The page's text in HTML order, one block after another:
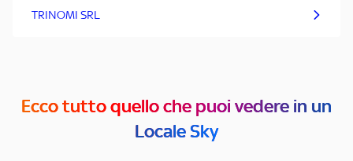
TRINOMI SRL
Ecco tutto quello che puoi vedere in un
Locale Sky